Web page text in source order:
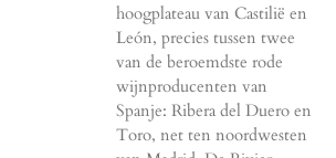
hoogplateau van Castilië en
León, precies tussen twee
van de beroemdste rode
wijnproducenten van
Spanje: Ribera del Duero en
Toro, net ten noordwesten